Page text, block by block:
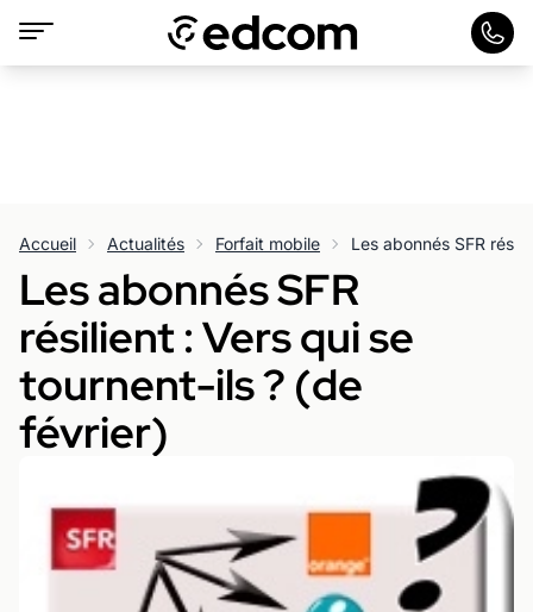
Accueil Actualités Forfait mobile
Les abonnés SFR
résilient : Vers qui se
tournent-ils ? (de
février)